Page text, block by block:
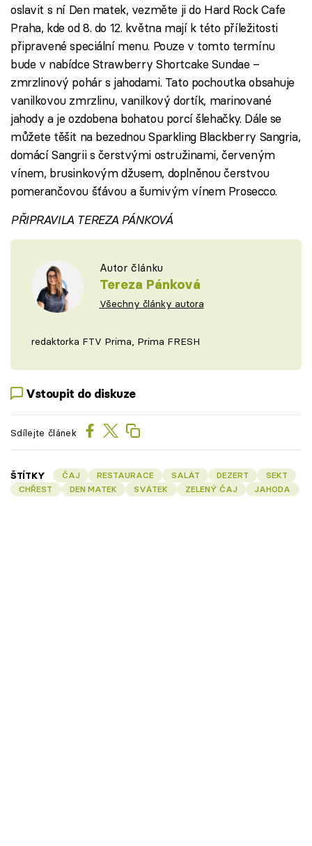
oslavit s ní Den matek, vezměte ji do Hard Rock Cafe
Praha, kde od 8. do 12. května mají k této příležitosti
připravené speciální menu. Pouze v tomto termínu
bude v nabídce Strawberry Shortcake Sundae –
zmrzlinový pohár s jahodami. Tato pochoutka obsahuje
vanilkovou zmrzlinu, vanilkový dortík, marinované
jahody a je ozdobena bohatou porcí šlehačky. Dále se
můžete těšit na bezednou Sparkling Blackberry Sangria,
domácí Sangrii s čerstvými ostružinami, červeným
vínem, brusinkovým džusem, doplněnou čerstvou
pomerančovou šťávou a šumivým vínem Prosecco.
PŘIPRAVILA TEREZA PÁNKOVÁ
Autor článku
Tereza Pánková
Všechny články autora
redaktorka FTV Prima, Prima FRESH
Vstoupit do diskuze
Sdílejte článek
ŠTÍTKY ČAJ RESTAURACE SALÁT DEZERT
SEKT
CHŘEST
DEN MATEK SVÁTEK ZELENÝ ČAJ JAHODA